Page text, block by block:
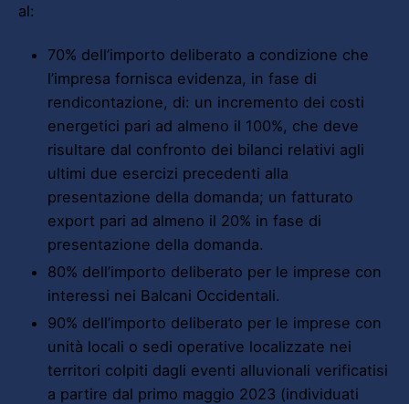
al:
70% dell’importo deliberato a condizione che
l’impresa fornisca evidenza, in fase di
rendicontazione, di: un incremento dei costi
energetici pari ad almeno il 100%, che deve
risultare dal confronto dei bilanci relativi agli
ultimi due esercizi precedenti alla
presentazione della domanda; un fatturato
export pari ad almeno il 20% in fase di
presentazione della domanda.
80% dell’importo deliberato per le imprese con
interessi nei Balcani Occidentali.
90% dell’importo deliberato per le imprese con
unità locali o sedi operative localizzate nei
territori colpiti dagli eventi alluvionali verificatisi
a partire dal primo maggio 2023 (individuati